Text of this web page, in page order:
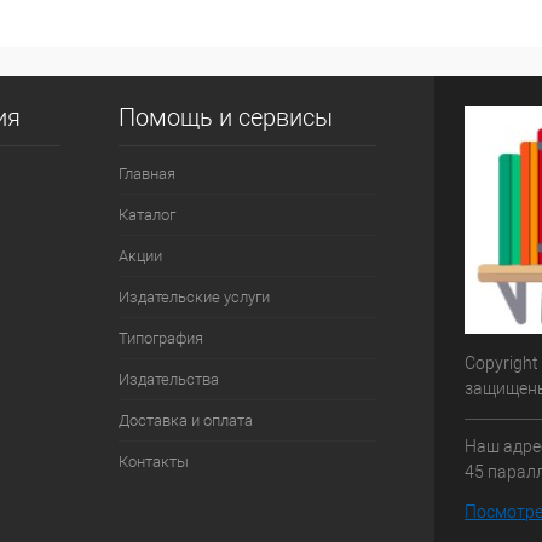
Помощь и сервисы
Главная
Каталог
Акции
Издательские услуги
Типография
Издательства
Доставка и оплата
Контакты
Наш
45